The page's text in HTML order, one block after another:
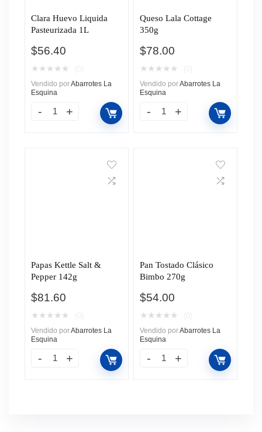
Clara Huevo Liquida
Pasteurizada 1L
$56.40
★ ★ ★ ★ ★
Vendido porAbarrotes La
Esquina
Queso Lala Cottage
350g
$78.00
★ ★ ★ ★ ★
Vendido porAbarrotes La
Esquina
Papas Kettle Salt &
Pepper 142g
$81.60
★ ★ ★ ★ ★
Vendido porAbarrotes La
Esquina
Pan Tostado Clásico
Bimbo 270g
$54.00
★ ★ ★ ★ ★
Vendido porAbarrotes La
Esquina